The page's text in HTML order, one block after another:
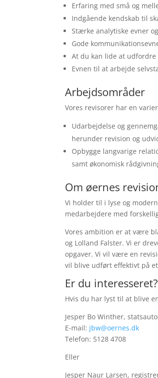
Erfaring med små og
Indgående kendskab til
Stærke analytiske evner
Gode
At du kan lide at udfordre
Evnen til at arbejde
Arbejdsområder
Vores revisorer har en
Udarbejdelse og
herunder revision og
Opbygge langvarige
samt økonomisk
Om øernes
Vi holder til i lyse og
medarbejdere med
Vores ambition er at være
og Lolland Falster. Vi er
opgaver. Vi vil være en
vil blive udført effektivt på
Er du
Hvis du har lyst til at blive
Jesper Bo Winther,
E-mail: jbw@oernes.dk
Telefon: 5128 4708
Eller
Jesper Naur Larsen,